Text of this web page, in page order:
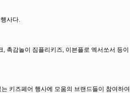
사다.
촉감놀이 짐플리키즈, 이븐플로 엑서쏘서 등이
키즈페어 행사에 모움의 브랜드들이 참여하여